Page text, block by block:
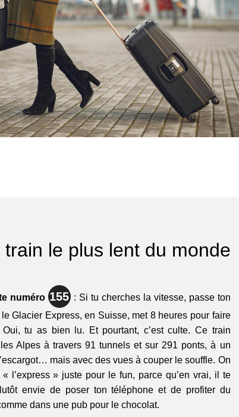
train le plus lent du monde
numéro 155: Si tu cherches la vitesse, passe ton
Glacier Express, en Suisse, met 8 heures pour faire
tu as bien lu. Et pourtant, c’est culte. Ce train
Alpes à travers 91 tunnels et sur 291 ponts, à un
mais avec des vues à couper le souffle. On
« l’express » juste pour le fun, parce qu’en vrai, il te
envie de poser ton téléphone et de profiter du
dans une pub pour le chocolat.